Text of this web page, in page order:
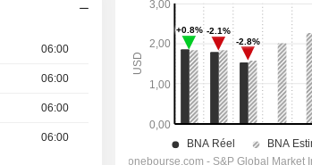
06:00
06:00
06:00
06:00